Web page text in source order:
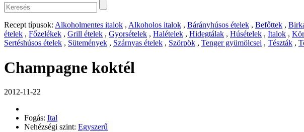
Recept típusok: Alkoholmentes italok , Alkoholos italok , Bárányhúsos ételek , Befőttek ,
ételek , Főzelékek , Grill ételek , Gyorsételek , Halételek , Hidegtálak , Húsételek , Italok ,
Sertéshúsos ételek , Sütemények , Szárnyas ételek , Szörpök , Tenger gyümölcsei , Tészták ,
Champagne koktél
2012-11-22
Fogás: Ital
Nehézségi szint: Egyszerű